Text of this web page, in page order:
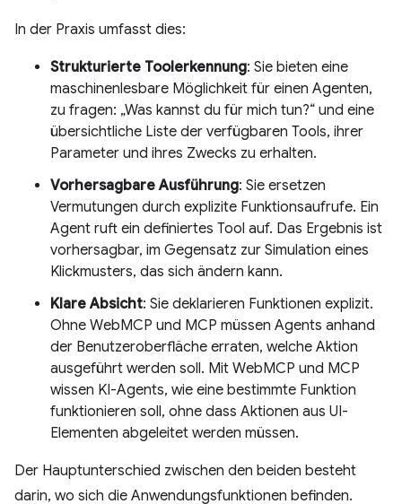
In der Praxis umfasst dies:
Strukturierte Toolerkennung: Sie bieten eine
maschinenlesbare Möglichkeit für einen Agenten,
zu fragen: „Was kannst du für mich tun?“ und eine
übersichtliche Liste der verfügbaren Tools, ihrer
Parameter und ihres Zwecks zu erhalten.
Vorhersagbare Ausführung: Sie ersetzen
Vermutungen durch explizite Funktionsaufrufe. Ein
Agent ruft ein definiertes Tool auf. Das Ergebnis ist
vorhersagbar, im Gegensatz zur Simulation eines
Klickmusters, das sich ändern kann.
Klare Absicht: Sie deklarieren Funktionen explizit.
Ohne WebMCP und MCP müssen Agents anhand
der Benutzeroberfläche erraten, welche Aktion
ausgeführt werden soll. Mit WebMCP und MCP
wissen KI-Agents, wie eine bestimmte Funktion
funktionieren soll, ohne dass Aktionen aus UI-
Elementen abgeleitet werden müssen.
Der Hauptunterschied zwischen den beiden besteht
darin, wo sich die Anwendungsfunktionen befinden.